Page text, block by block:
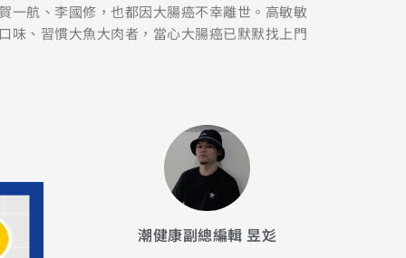
一航、李國修，也都因大腸癌不幸離世。高敏敏
味、習慣大魚大肉者，當心大腸癌已默默找上門
潮健康副總編輯 昱彣